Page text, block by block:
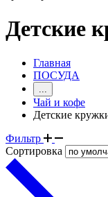
Детские
Главная
ПОСУДА
Чай и кофе
Детские
Фильтр
Сортировка